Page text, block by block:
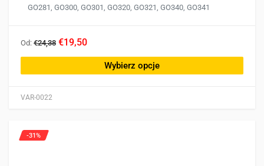
VAR-0022
GO281, GO300, GO301, GO320, GO321, GO340, GO341
Od: €24,38 €19,50
Wybierz opcje
produkt
ma
wiele
Opcje
wybrać
-31%